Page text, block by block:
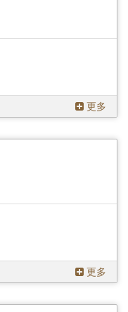
更多
更多